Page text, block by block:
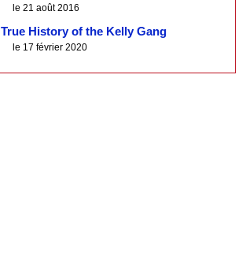
le 21 août 2016
True History of the Kelly Gang
le 17 février 2020